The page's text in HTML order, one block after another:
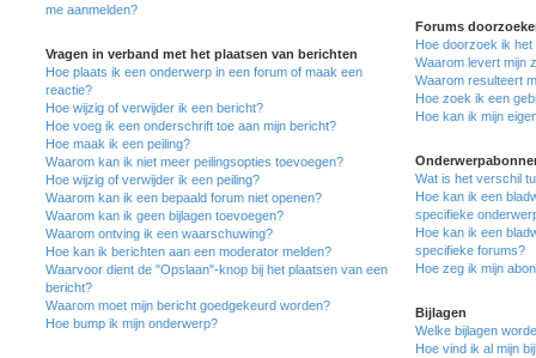
me aanmelden?
Vragen in verband met het plaatsen van berichten
Hoe plaats ik een onderwerp in een forum of maak een
reactie?
Hoe wijzig of verwijder ik een bericht?
Hoe voeg ik een onderschrift toe aan mijn bericht?
Hoe maak ik een peiling?
Waarom kan ik niet meer peilingsopties toevoegen?
Hoe wijzig of verwijder ik een peiling?
Waarom kan ik een bepaald forum niet openen?
Waarom kan ik geen bijlagen toevoegen?
Waarom ontving ik een waarschuwing?
Hoe kan ik berichten aan een moderator melden?
Waarvoor dient de "Opslaan"-knop bij het plaatsen van een
bericht?
Waarom moet mijn bericht goedgekeurd worden?
Hoe bump ik mijn onderwerp?
Forums
Hoe doorzoek ik het
Waarom levert mijn
Waarom resulteert
Hoe zoek ik een
Hoe kan ik mijn
Wat is het verschil
Hoe kan ik een
specifieke
Hoe kan ik een
specifieke forums?
Hoe zeg ik mijn
Bijlagen
Welke bijlagen
Hoe vind ik al mijn